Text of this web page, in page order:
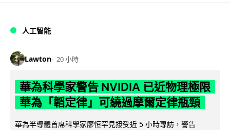
人工智能
Lawton 20 小時
華為科學家警告 NVIDIA 已近物理極限
華為「韜定律」可繞過摩爾定律瓶頸
華為半導體首席科學家廖恒罕見接受近 5 小時專訪，警告